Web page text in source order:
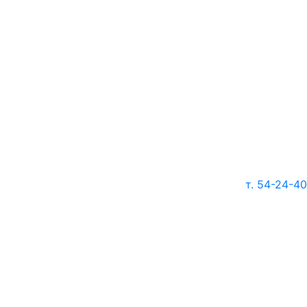
т. 54-24-40